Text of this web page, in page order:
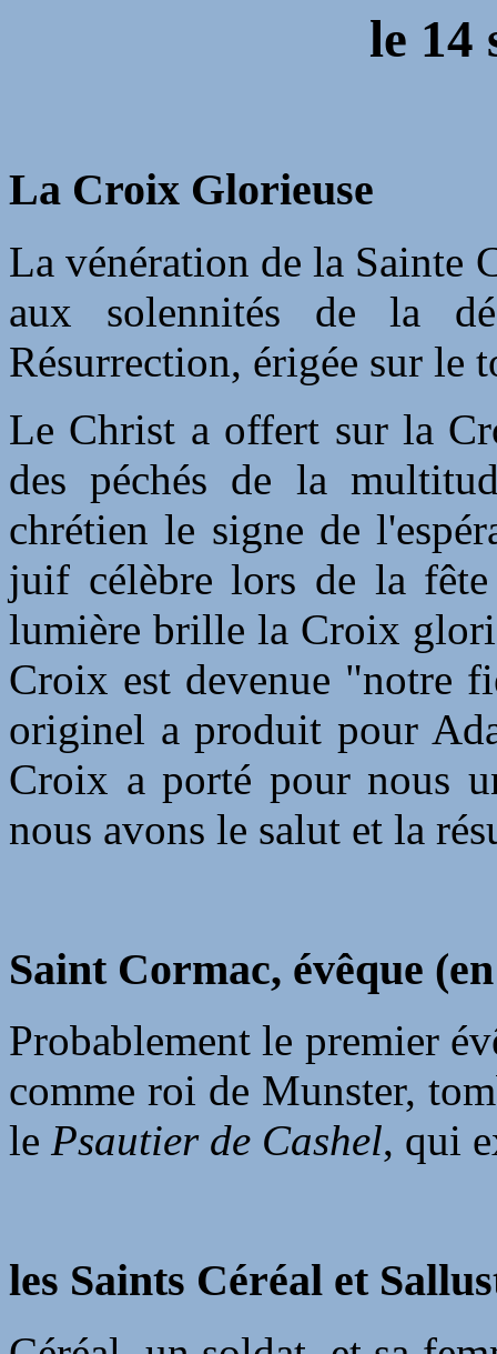
le 14
La Croix Glorieuse
La vénération de la Sainte
aux solennités de la
Résurrection, érigée sur le
Le Christ a offert sur la
des péchés de la
chrétien le signe de
juif célèbre lors de la
lumière brille la Croix
Croix est devenue "notre
originel a produit pour
Croix a porté pour nous
nous avons le salut et la
Saint Cormac, évêque
Probablement le premier
comme roi de Munster,
le Psautier de Cashel, qui
les Saints Céréal et